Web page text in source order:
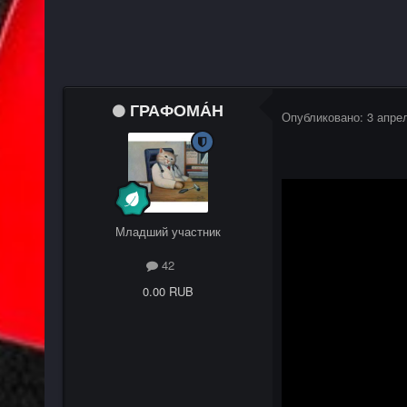
ГРАФОМА́Н
Младший участник
42
0.00 RUB
Опубликовано: 3